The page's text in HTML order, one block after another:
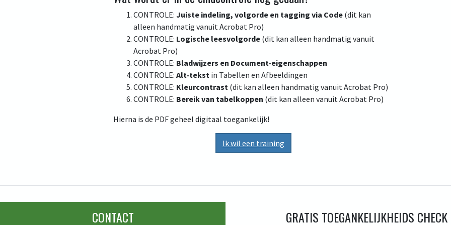
CONTROLE: Juiste indeling, volgorde en tagging via Code(dit kan
alleen handmatig vanuit Acrobat Pro)
CONTROLE: Logische leesvolgorde(dit kan alleen handmatig vanuit
Acrobat Pro)
CONTROLE: Bladwijzers en Document-eigenschappen
CONTROLE: Alt-tekstin Tabellen en Afbeeldingen
CONTROLE: Kleurcontrast(dit kan alleen handmatig vanuit Acrobat Pro)
CONTROLE: Bereik van tabelkoppen (dit kan alleen vanuit Acrobat Pro)
Hierna is de PDF geheel digitaal toegankelijk!
Ik wil een training
CONTACT GRATIS TOEGANKELIJKHEIDS CHECK